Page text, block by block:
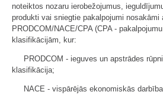
noteiktos nozaru ierobežojumus,
produkti vai sniegtie pakalpojumi nosakāmi
PRODCOM/NACE/CPA (CPA -
klasifikācijām, kur:
PRODCOM - ieguves un apstrādes
klasifikācija;
NACE - vispārējās ekonomiskās